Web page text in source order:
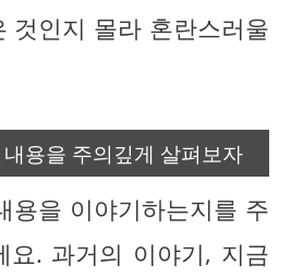
것인지 몰라 혼란스러울
용을 주의깊게 살펴보자
용을 이야기하는지를 주
요. 과거의 이야기, 지금